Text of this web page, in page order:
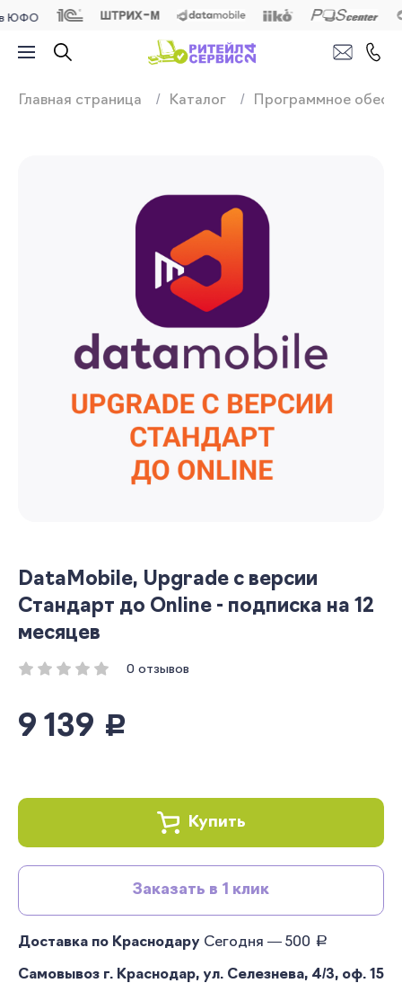
Продажа,
Главная страница Каталог Программное
DataMobile, Upgrade с версии
Стандарт до Online - подписка на 12
месяцев
0 отзывов
9 139 руб.
Купить
Заказать в 1 клик
Доставка по Краснодару Сегодня — 500 руб.
Самовывоз г. Краснодар, ул. Селезнева, 4/3, оф. 15